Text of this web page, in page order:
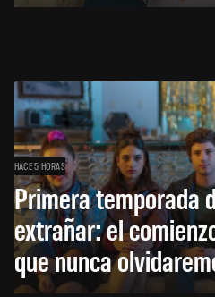
HACE 5 HORAS
Primera temporada
extrañar: el
que nunca